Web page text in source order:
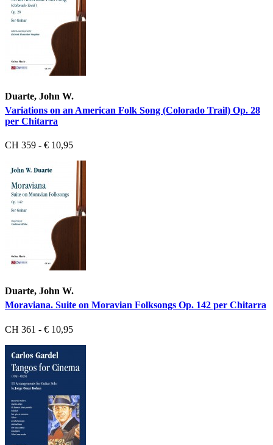
Duarte, John W.
Variations on an American Folk Song (Colorado Trail) Op. 28
per Chitarra
CH 359 - € 10,95
Duarte, John W.
Moraviana. Suite on Moravian Folksongs Op. 142 per Chitarra
CH 361 - € 10,95